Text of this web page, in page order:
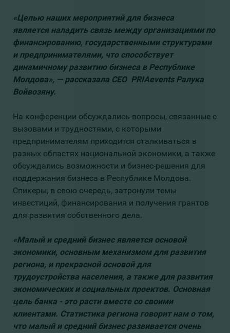
«Целью наших мероприятий для бизнеса
является наладить связь междуорганизациями по
финансированию, государственными структурами
и предпринимателями, что способствует
динамичному развитию бизнеса в Республике
Молдова», — рассказала CEO PRIAevents Ралука
Войвозяну.
На конференции обсуждались вопросы, связанные с
вызовами и трудностями, с которыми
предпринимателям приходится сталкиваться в
разных областях национальной экономики, а также
обсуждались возможности и бизнес-решения для
поддержания бизнеса в Республике Молдова.
Спикеры, в свою очередь, затронули темы
инвестиций, финансирования и получения грантов
для развития собственного дела.
«Малый и средний бизнес является основой
экономики, основным механизмом для развития
региона, и прекрасной основой для
трудоустройства населения, а также для развития
экономических и социальных проектов. Основная
цель банка - это расти вместе со своими
клиентами. Статистика региона говорит нам о том,
что малый и средний бизнес развивается очень